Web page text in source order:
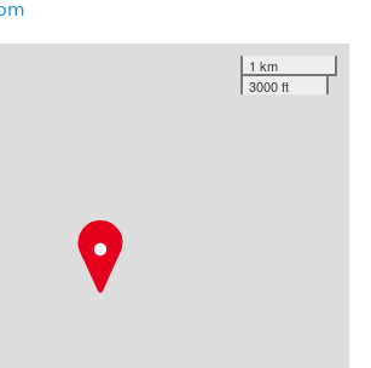
1 km
3000 ft